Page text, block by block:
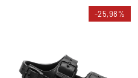
-25,98%